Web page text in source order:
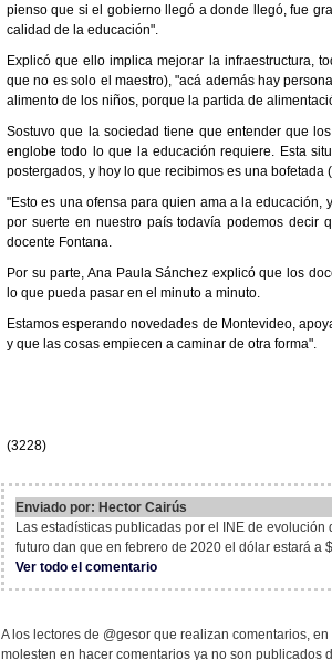
pienso que si el gobierno llegó a donde llegó, fue
calidad de la educación".
Explicó que ello implica mejorar la infraestructura,
que no es solo el maestro), "acá además hay
alimento de los niños, porque la partida de
Sostuvo que la sociedad tiene que entender que
englobe todo lo que la educación requiere. Esta
postergados, y hoy lo que recibimos es una
"Esto es una ofensa para quien ama a la
por suerte en nuestro país todavía podemos decir
docente Fontana.
Por su parte, Ana Paula Sánchez explicó que los
lo que pueda pasar en el minuto a minuto.
Estamos esperando novedades de Montevideo,
y que las cosas empiecen a caminar de otra forma".
(3228)
Enviado por: Hector Cairús
Las estadísticas publicadas por el INE de
futuro dan que en febrero de 2020 el dólar estará a
Ver todo el comentario
A los lectores de @gesor que realizan comentarios,
molesten en hacer comentarios ya no son publicados